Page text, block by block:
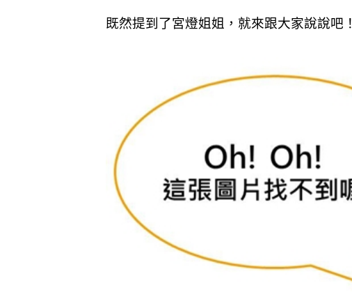
既然提到了宮燈姐姐，就來跟大家說說吧！